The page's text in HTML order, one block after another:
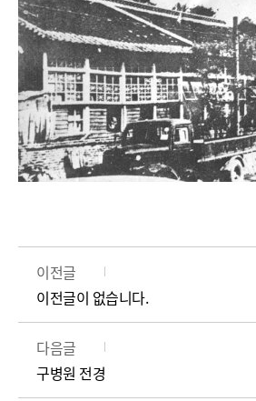
이전글
이전글이 없습니다.
다음글
구병원 전경